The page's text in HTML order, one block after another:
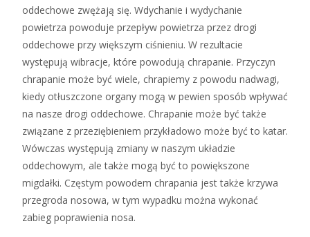
oddechowe zwężają się. Wdychanie i wydychanie
powietrza powoduje przepływ powietrza przez drogi
oddechowe przy większym ciśnieniu. W rezultacie
występują wibracje, które powodują chrapanie. Przyczyn
chrapanie może być wiele, chrapiemy z powodu nadwagi,
kiedy otłuszczone organy mogą w pewien sposób wpływać
na nasze drogi oddechowe. Chrapanie może być także
związane z przeziębieniem przykładowo może być to katar.
Wówczas występują zmiany w naszym układzie
oddechowym, ale także mogą być to powiększone
migdałki. Częstym powodem chrapania jest także krzywa
przegroda nosowa, w tym wypadku można wykonać
zabieg poprawienia nosa.